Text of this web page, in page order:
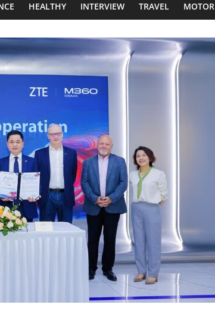
HEALTHY INTERVIEW TRAVEL MOTOR